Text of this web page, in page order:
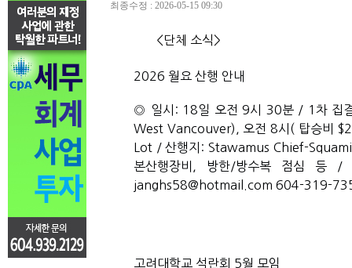
최종수정 : 2026-05-15 09:30
<단체 소식>
2026 월요 산행 안내
◎ 일시: 18일 오전 9시 30분 / 1차
West Vancouver), 오전 8시( 탑승비
Lot / 산행지: Stawamus Chief-
본산행장비, 방한/방수복 점심 등 /
janghs58@hotmail.com 604-319-
고려대학교 석란회 5월 모임